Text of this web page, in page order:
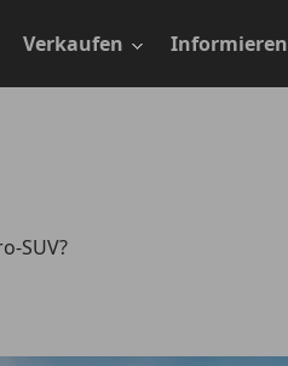
Verkaufen Informieren
SUV?